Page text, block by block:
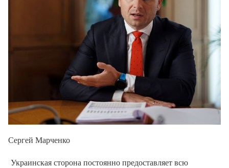
Сергей Марченко
Украинская сторона постоянно предоставляет всю